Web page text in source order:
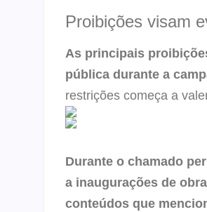
Proibições visam
As principais
pública durante a
restrições começa a
Durante o chamado
a inaugurações de
conteúdos que